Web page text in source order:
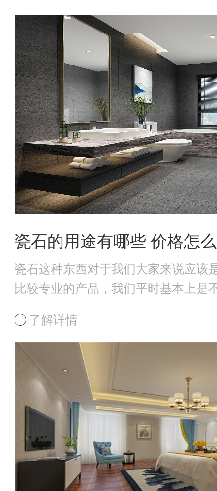
瓷石的用途有哪些 价格怎
瓷石这种东西对于我们大家来说应该
比较专业的产品，我们平时基本上是
了解详情